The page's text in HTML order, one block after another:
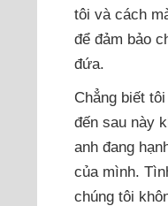
tôi và cách
để đảm bảo
đứa.
Chẳng biết
đến sau này
anh đang
của mình.
chúng tôi